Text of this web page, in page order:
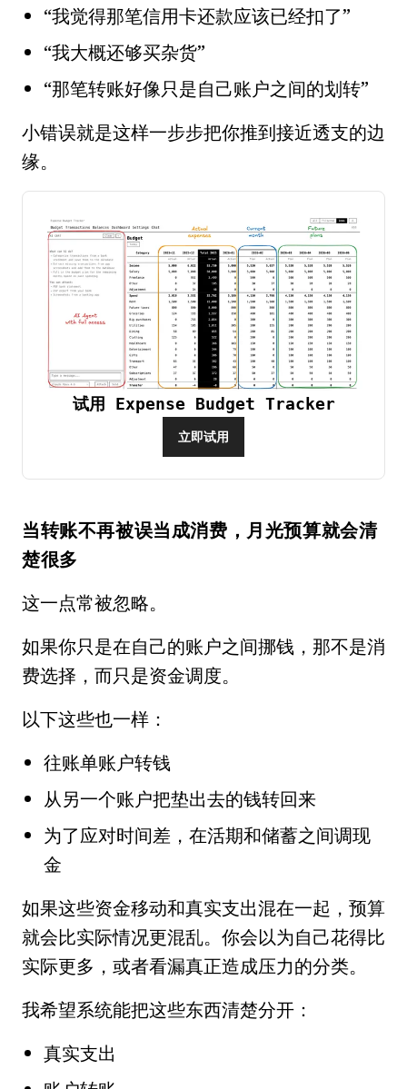
“我觉得那笔信用卡还款应该已经扣了”
“我大概还够买杂货”
“那笔转账好像只是自己账户之间的划转”
小错误就是这样一步步把你推到接近透支的边
缘。
试用 Expense Budget Tracker
立即试用
当转账不再被误当成消费，月光预算就会清
楚很多
这一点常被忽略。
如果你只是在自己的账户之间挪钱，那不是消
费选择，而只是资金调度。
以下这些也一样：
往账单账户转钱
从另一个账户把垫出去的钱转回来
为了应对时间差，在活期和储蓄之间调现
金
如果这些资金移动和真实支出混在一起，预算
就会比实际情况更混乱。你会以为自己花得比
实际更多，或者看漏真正造成压力的分类。
我希望系统能把这些东西清楚分开：
真实支出